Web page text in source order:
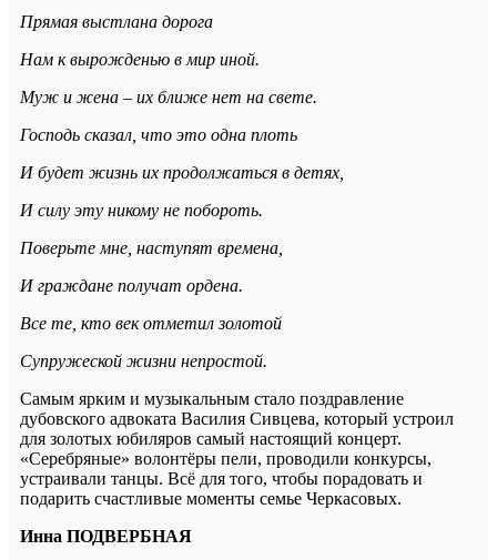
Прямая выстлана дорога
Нам к вырожденью в мир иной.
Муж и жена – их ближе нет на свете.
Господь сказал, что это одна плоть
И будет жизнь их продолжаться в детях,
И силу эту никому не побороть.
Поверьте мне, наступят времена,
И граждане получат ордена.
Все те, кто век отметил золотой
Супружеской жизни непростой.
Самым ярким и музыкальным стало поздравление
дубовского адвоката Василия Сивцева, который устроил
для золотых юбиляров самый настоящий концерт.
«Серебряные» волонтёры пели, проводили конкурсы,
устраивали танцы. Всё для того, чтобы порадовать и
подарить счастливые моменты семье Черкасовых.
Инна ПОДВЕРБНАЯ